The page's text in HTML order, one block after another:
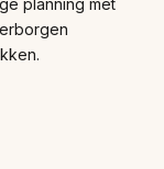
planning met